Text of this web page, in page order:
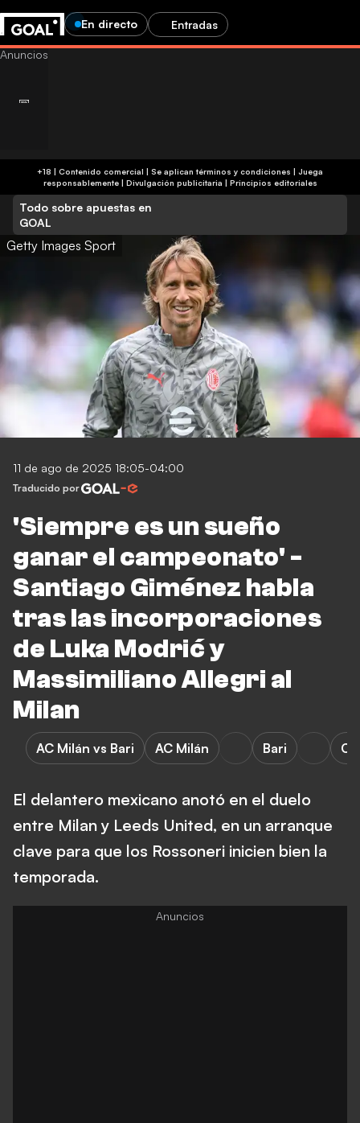
En directo Entradas
+18 | Contenido comercial | Se aplican términos y condiciones | Juega
responsablemente| Divulgación publicitaria | Principios editoriales
Todo sobre apuestas en
GOAL
Getty Images Sport
11 de ago de 2025 18:05-04:00
Traducido por
'Siempre es un sueño
ganar el campeonato' -
Santiago Giménez habla
tras las incorporaciones
de Luka Modrić y
Massimiliano Allegri al
Milan
AC Milán vs Bari AC Milán Bari
El delantero mexicano anotó en el duelo
entre Milan y Leeds United, en un arranque
clave para que los Rossoneri inicien bien la
temporada.